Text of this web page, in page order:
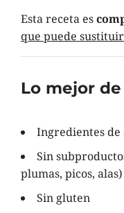
Esta receta es
que puede
Lo mejor
Ingredientes
Sin
plumas, picos, alas)
Sin gluten